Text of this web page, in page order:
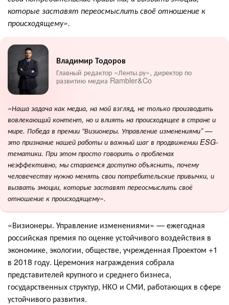
которые заставят переосмыслить своё отношение к
происходящему».
Владимир Тодоров
Главный редактор «Ленты.ру», директор по
развитию медиа Rambler&Co
«Наша задача как медиа, на мой взгляд, не только производить
вовлекающий контент, но и влиять на происходящее в стране и
мире. Победа в премии “Визионеры. Управление изменениями” —
это признание нашей работы и важный шаг в продвижении ESG-
тематики. При этом просто говорить о проблемах
неэффективно, мы стараемся доступно объяснить, почему
человечеству нужно менять свои потребительские привычки, и
вызвать эмоции, которые заставят переосмыслить своё
отношение к происходящему».
«Визионеры. Управление изменениями» — ежегодная
российская премия по оценке устойчивого воздействия в
экономике, экологии, обществе, учрежденная Проектом +1
в 2018 году. Церемония награждения собрала
представителей крупного и среднего бизнеса,
государственных структур, НКО и СМИ, работающих в сфере
устойчивого развития.